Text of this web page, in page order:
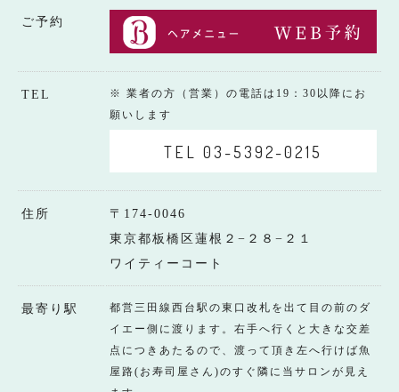
ご予約
TEL
※ 業者の方（営業）の電話は19：30以降にお
願いします
TEL 03-5392-0215
住所
〒174-0046
東京都板橋区蓮根２−２８−２１
ワイティーコート
最寄り駅
都営三田線西台駅の東口改札を出て目の前のダ
イエー側に渡ります。右手へ行くと大きな交差
点につきあたるので、渡って頂き左へ行けば魚
屋路(お寿司屋さん)のすぐ隣に当サロンが見え